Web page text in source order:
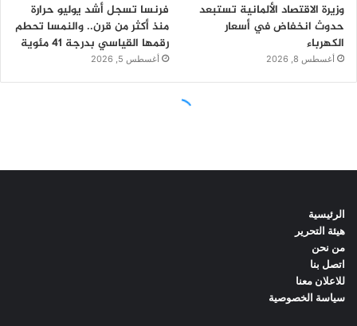
الرئيسية
هيئة التحرير
من نحن
اتصل بنا
للاعلان معنا
سياسة الخصوصية